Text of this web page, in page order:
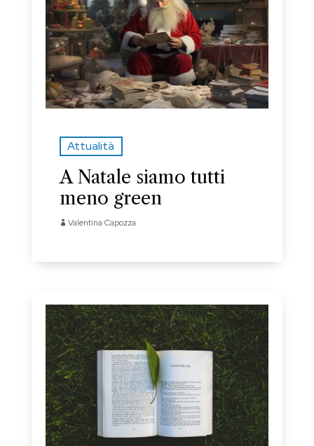
Attualità
A Natale siamo tutti
meno green
Valentina Capozza